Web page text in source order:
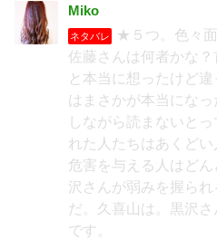
Miko
ネタバレ
★５つ。色々
佐藤さんは何者かな
と本当に想ったけど
はまさかが本当にな
しながら読まないと
れた人たちはあくど
危害を与える人はど
沢さんが弱みを握られ
だ。久喜山は。黒沢
です。